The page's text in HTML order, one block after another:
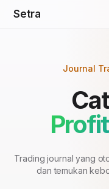
Setra
Journal
Trading journal yang
dan temukan